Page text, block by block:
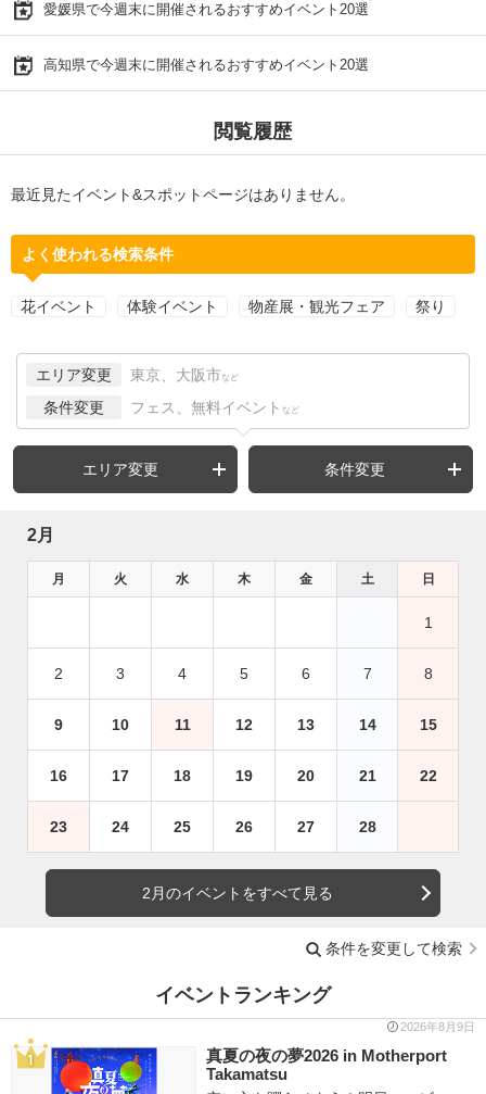
愛媛県で今週末に開催されるおすすめイベント20選
高知県で今週末に開催されるおすすめイベント20選
閲覧履歴
最近見たイベント&スポットページはありません。
よく使われる検索条件
花イベント 体験イベント 物産展・観光フェア 祭り
エリア変更 東京、大阪市 など
条件変更 フェス、無料イベント など
エリア変更 条件変更
2月
月 火 水 木 金 土 日
1
2 3 4 5 6 7 8
9 10 11 12 13 14 15
16 17 18 19 20 21 22
23 24 25 26 27 28
2月のイベントをすべて見る
条件を変更して検索
イベントランキング
2026年8月9日
真夏の夜の夢2026 in Motherport
Takamatsu